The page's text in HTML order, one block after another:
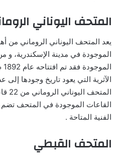
المتحف اليوناني
يعد المتحف اليوناني الروماني من
الموجودة في مدينة الإسكندرية، و
الآثرية التي يعود تاريخ وجودها
القاعات الموجودة في المتحف تضم
الفنية المتاحة .
المتحف القبطي